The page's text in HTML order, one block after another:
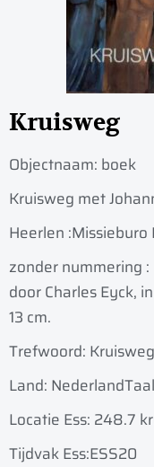
Kruisweg
Objectnaam: boek
Kruisweg met
Heerlen :Missieburo
zonder nummering :
door Charles Eyck,
13 cm.
Trefwoord:
Land: Nederland
Locatie Ess: 248.7
Tijdvak Ess:ESS20